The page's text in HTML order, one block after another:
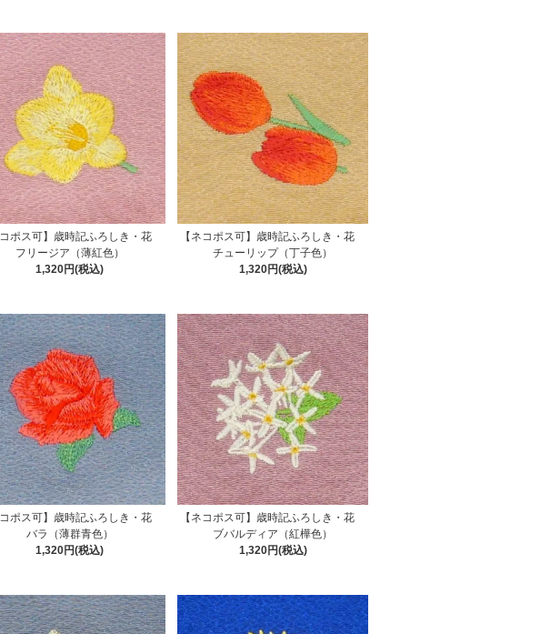
コポス可】歳時記ふろしき・花
フリージア（薄紅色）
1,320円(税込)
【ネコポス可】歳時記ふろしき・花
チューリップ（丁子色）
1,320円(税込)
コポス可】歳時記ふろしき・花
バラ（薄群青色）
1,320円(税込)
【ネコポス可】歳時記ふろしき・花
ブバルディア（紅樺色）
1,320円(税込)